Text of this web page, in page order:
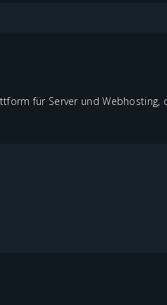
für Server und Webhosting,